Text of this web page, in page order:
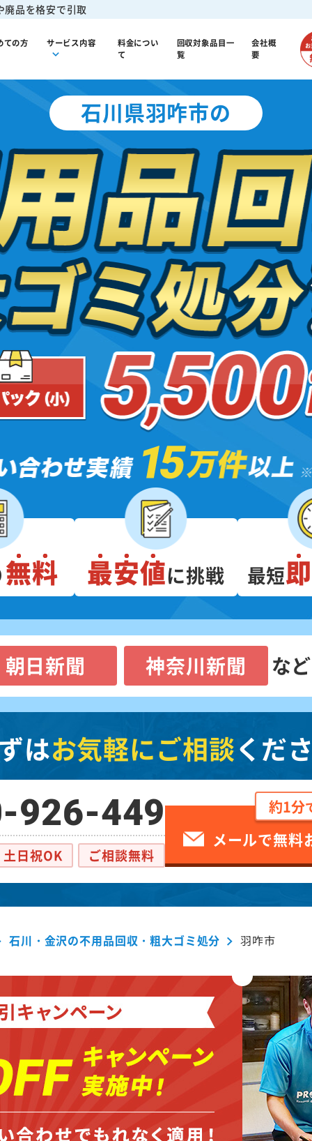
廃品を格安で引取
ての方 サービス内容
料金につい
て
回収対象品目一
覧
会社概
要
石川県羽咋市の
無料 最安値に挑戦 最短
朝日新聞 神奈川新聞 な
はお気軽にご相談くだ
926-449
土日祝OK ご相談無料
約1分
メールで無料
石川・金沢の不用品回収・粗大ゴミ処分 羽咋市